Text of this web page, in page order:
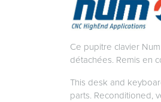
Ce pupitre clavier
détachées. Remis en
This desk and
parts. Reconditioned,